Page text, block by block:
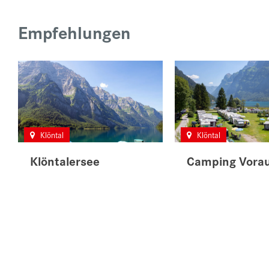
Empfehlungen
Klöntalersee
Klöntal
Camping
Klöntal